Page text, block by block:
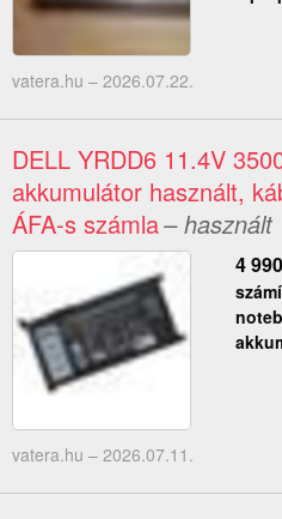
vatera.hu – 2026.07.22.
DELL YRDD6 11.4V
akkumulátor használt,
ÁFA-s számla– használt
4 990
vatera.hu – 2026.07.11.